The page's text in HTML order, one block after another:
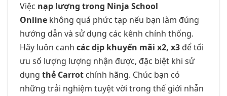
Việc nạp lượng trong Ninja School
Online không quá phức tạp nếu bạn làm đúng
hướng dẫn và sử dụng các kênh chính thống.
Hãy luôn canh các dịp khuyến mãi x2, x3 để tối
ưu số lượng lượng nhận được, đặc biệt khi sử
dụng thẻ Carrot chính hãng. Chúc bạn có
những trải nghiệm tuyệt vời trong thế giới nhẫn